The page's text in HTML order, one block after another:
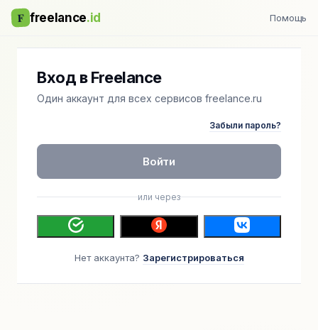
F freelance.id Помощь
Вход в Freelance
Один аккаунт для всех сервисов freelance.ru
Забыли пароль?
Войти
или через
Нет аккаунта? Зарегистрироваться